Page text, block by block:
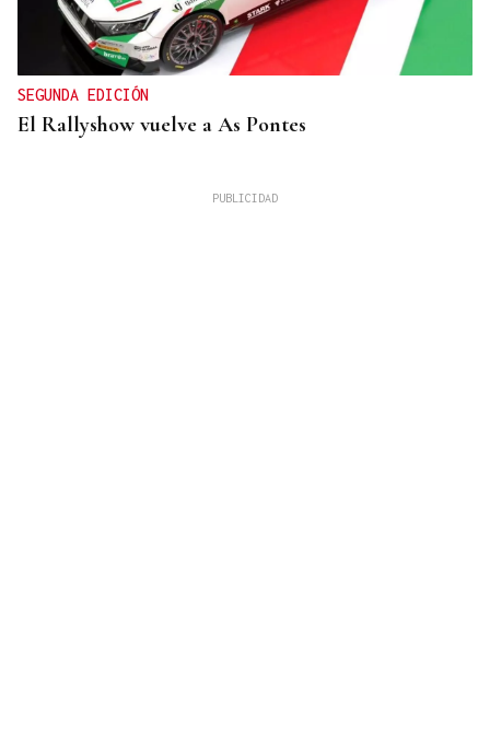
SEGUNDA EDICIÓN
El Rallyshow vuelve a As Pontes